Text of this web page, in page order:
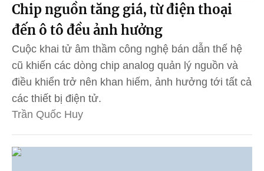
Chip nguồn tăng giá, từ điện thoại
đến ô tô đều ảnh hưởng
Cuộc khai tử âm thầm công nghệ bán dẫn thế hệ
cũ khiến các dòng chip analog quản lý nguồn và
điều khiển trở nên khan hiếm, ảnh hưởng tới tất cả
các thiết bị điện tử.
Trần Quốc Huy